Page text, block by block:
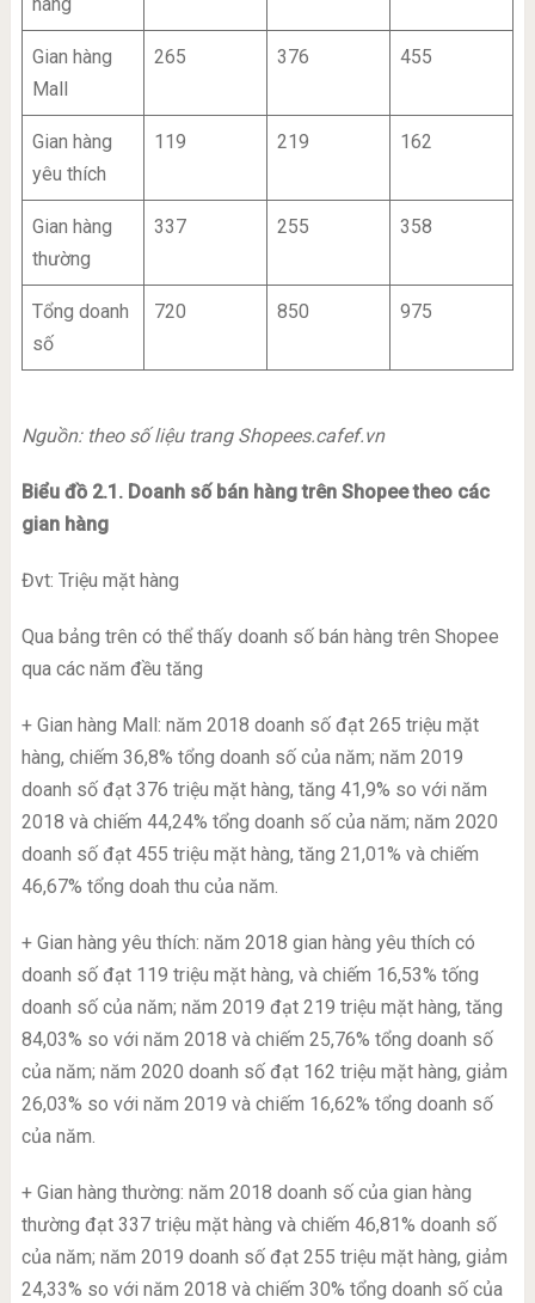
Gian hàng
Mall
265 376 455
Gian hàng
yêu thích
119 219 162
Gian hàng
thường
337 255 358
Tổng doanh
số
720 850 975
Nguồn: theo số liệu trang Shopees.cafef.vn
Biểu đồ 2.1. Doanh số bán hàng trên Shopee theo các
gian hàng
Đvt: Triệu mặt hàng
Qua bảng trên có thể thấy doanh số bán hàng trên Shopee
qua các năm đều tăng
+ Gian hàng Mall: năm 2018 doanh số đạt 265 triệu mặt
hàng, chiếm 36,8% tổng doanh số của năm; năm 2019
doanh số đạt 376 triệu mặt hàng, tăng 41,9% so với năm
2018 và chiếm 44,24% tổng doanh số của năm; năm 2020
doanh số đạt 455 triệu mặt hàng, tăng 21,01% và chiếm
46,67% tổng doah thu của năm.
+ Gian hàng yêu thích: năm 2018 gian hàng yêu thích có
doanh số đạt 119 triệu mặt hàng, và chiếm 16,53% tống
doanh số của năm; năm 2019 đạt 219 triệu mặt hàng, tăng
84,03% so với năm 2018 và chiếm 25,76% tổng doanh số
của năm; năm 2020 doanh số đạt 162 triệu mặt hàng, giảm
26,03% so với năm 2019 và chiếm 16,62% tổng doanh số
của năm.
+ Gian hàng thường: năm 2018 doanh số của gian hàng
thường đạt 337 triệu mặt hàng và chiếm 46,81% doanh số
của năm; năm 2019 doanh số đạt 255 triệu mặt hàng, giảm
24,33% so với năm 2018 và chiếm 30% tổng doanh số của